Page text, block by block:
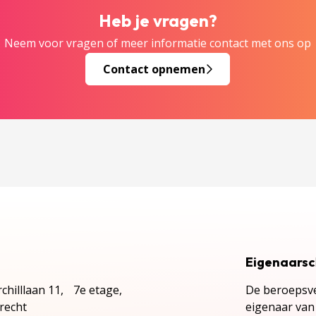
Heb je vragen?
Neem voor vragen of meer informatie contact met ons op
Contact opnemen
11, 7e etage,
De
eigenaar